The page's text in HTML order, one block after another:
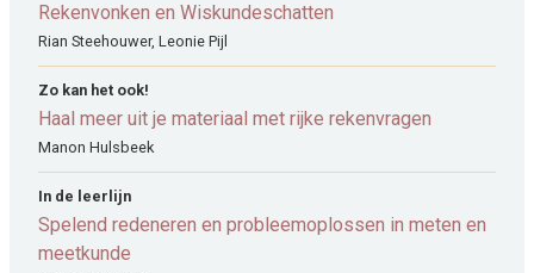
Rekenvonken en Wiskundeschatten
Rian Steehouwer, Leonie Pijl
Zo kan het ook!
Haal meer uit je materiaal met rijke rekenvragen
Manon Hulsbeek
In de leerlijn
Spelend redeneren en probleemoplossen in meten en
meetkunde